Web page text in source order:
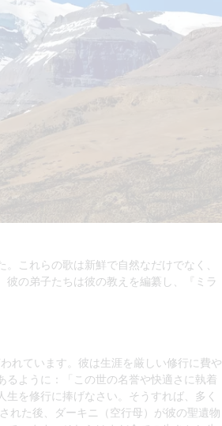
これらの歌は新鮮で自然なだけでなく、
の弟子たちは彼の教えを編纂し、『ミラ
れています。彼は生涯を厳しい修行に費や
るように：「この世の名誉や快適さに執着
を修行に捧げなさい。そうすれば、多く
れた後、ダーキニ（空行母）が彼の聖遺物